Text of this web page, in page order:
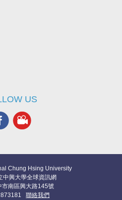
US
Chung Hsing University
中興大學全球資訊網
南區興大路145號
聯絡我們